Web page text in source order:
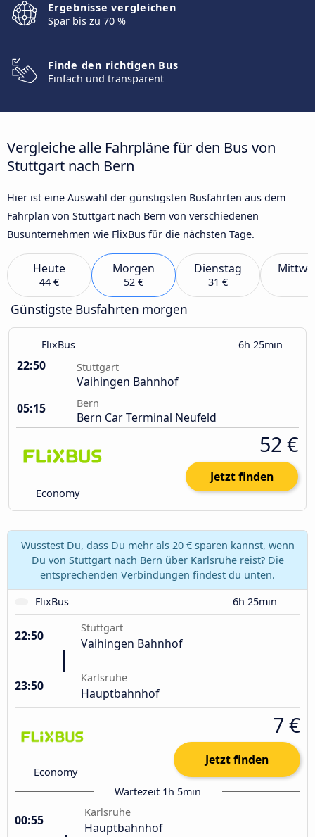
Ergebnisse vergleichen
Spar bis zu 70 %
Finde den richtigen Bus
Einfach und transparent
Vergleiche alle Fahrpläne für den Bus von
Stuttgart nach Bern
Hier ist eine Auswahl der günstigsten Busfahrten aus dem
Fahrplan von Stuttgart nach Bern von verschiedenen
Busunternehmen wie FlixBus für die nächsten Tage.
Heute
44 €
Morgen
52 €
Dienstag
31 €
Günstigste Busfahrten morgen
FlixBus 6h 25min
22:50 Stuttgart
Vaihingen Bahnhof
05:15
Bern
Bern Car Terminal Neufeld
Economy
52 €
Jetzt finden
Wusstest Du, dass Du mehr als 20 € sparen kannst, wenn
Du von Stuttgart nach Bern über Karlsruhe reist? Die
entsprechenden Verbindungen findest du unten.
FlixBus
6h 25min
22:50
Stuttgart
Vaihingen Bahnhof
23:50
Karlsruhe
Hauptbahnhof
Economy
7 €
Jetzt finden
Wartezeit 1h 5min
00:55
Karlsruhe
Hauptbahnhof